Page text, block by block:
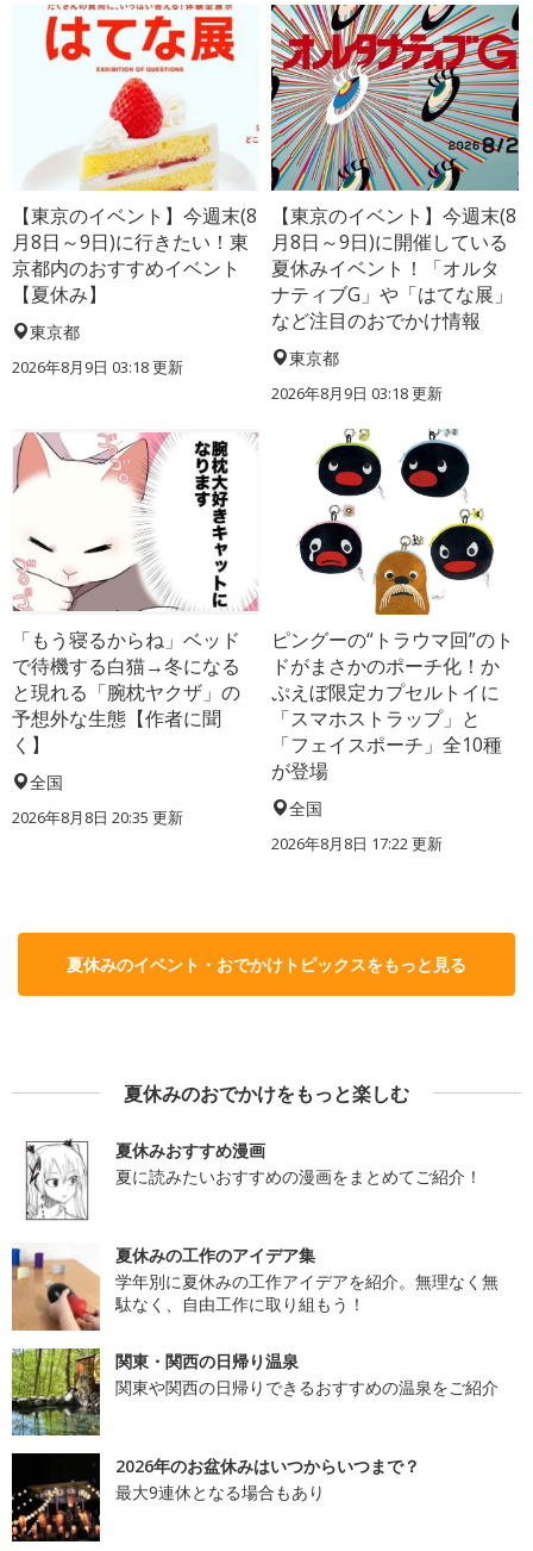
【東京のイベント】今週末(8
月8日～9日)に行きたい！東
京都内のおすすめイベント
【夏休み】
東京都
2026年8月9日 03:18更新
【東京のイベント】今週末(8
月8日～9日)に開催している
夏休みイベント！「オルタ
ナティブG」や「はてな展」
など注目のおでかけ情報
東京都
2026年8月9日 03:18更新
「もう寝るからね」ベッド
で待機する白猫→冬になる
と現れる「腕枕ヤクザ」の
予想外な生態【作者に聞
く】
全国
2026年8月8日 20:35 更新
ピングーの“トラウマ回”のト
ドがまさかのポーチ化！か
ぷえぼ限定カプセルトイに
「スマホストラップ」と
「フェイスポーチ」全10種
が登場
全国
2026年8月8日 17:22更新
夏休みのイベント・おでかけトピックスをもっと見る
夏休みのおでかけをもっと楽しむ
夏休みおすすめ漫画
夏に読みたいおすすめの漫画をまとめてご紹介！
夏休みの工作のアイデア集
学年別に夏休みの工作アイデアを紹介。無理なく無
駄なく、自由工作に取り組もう！
関東・関西の日帰り温泉
関東や関西の日帰りできるおすすめの温泉をご紹介
2026年のお盆休みはいつからいつまで？
最大9連休となる場合もあり